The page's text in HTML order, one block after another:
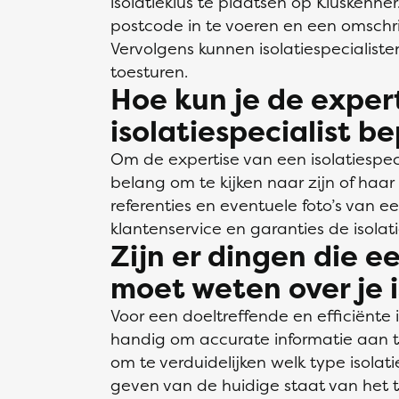
postcode in te voeren en een
Vervolgens kunnen
toesturen.
Hoe kun je de
isolatiespecialist
Om de expertise van een
belang om te kijken naar zijn of
referenties en eventuele foto’s van
klantenservice en garanties de
Zijn er dingen die
moet weten over
Voor een doeltreffende en efficiënte
handig om accurate informatie aan
om te verduidelijken welk type
geven van de huidige staat van het